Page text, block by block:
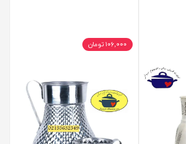
۱۰۶,۰۰۰ تومان